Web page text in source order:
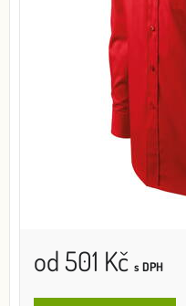
od 501 Kč s DPH